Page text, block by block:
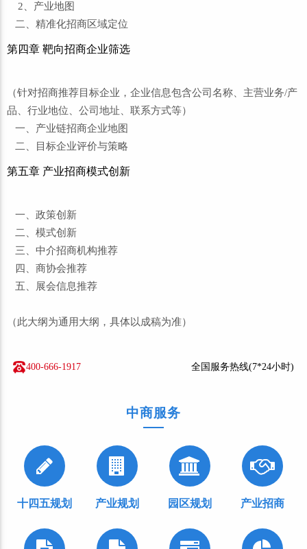
2、产业地图
二、精准化招商区域定位
第四章 靶向招商企业筛选
（针对招商推荐目标企业，企业信息包含公司名称、主营业务/产
品、行业地位、公司地址、联系方式等）
一、产业链招商企业地图
二、目标企业评价与策略
第五章 产业招商模式创新
一、政策创新
二、模式创新
三、中介招商机构推荐
四、商协会推荐
五、展会信息推荐
（此大纲为通用大纲，具体以成稿为准）
400-666-1917 全国服务热线(7*24小时)
中商服务
十四五规划 产业规划 园区规划 产业招商